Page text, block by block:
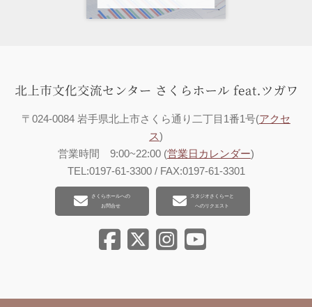
〒024-0084 岩手県北上市さくら通り二丁目1番1号(アクセ
ス)
営業時間 9:00~22:00 (営業日カレンダー)
TEL:0197-61-3300 / FAX:0197-61-3301
さくらホールへの
お問合せ
スタジオさくらーと
へのリクエスト